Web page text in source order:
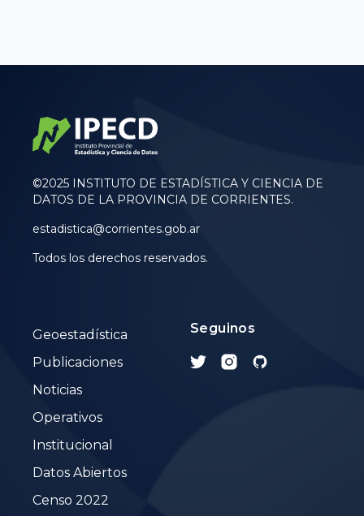
©2025 INSTITUTO DE ESTADÍSTICA Y CIENCIA DE
DATOS DE LA PROVINCIA DE CORRIENTES.
estadistica@corrientes.gob.ar
Todos los derechos reservados.
Geoestadística
Publicaciones
Noticias
Operativos
Institucional
Datos Abiertos
Censo 2022
Seguinos